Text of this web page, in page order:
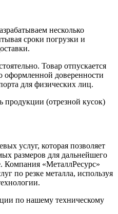
несколько
сроки погрузки и
Товар отпускается
оформленной доверенности
для физических лиц.
продукции (отрезной кусок)
услуг, которая позволяет
размеров для дальнейшего
Компания «МеталлРесурс»
по резке металла, используя
по нашему техническому